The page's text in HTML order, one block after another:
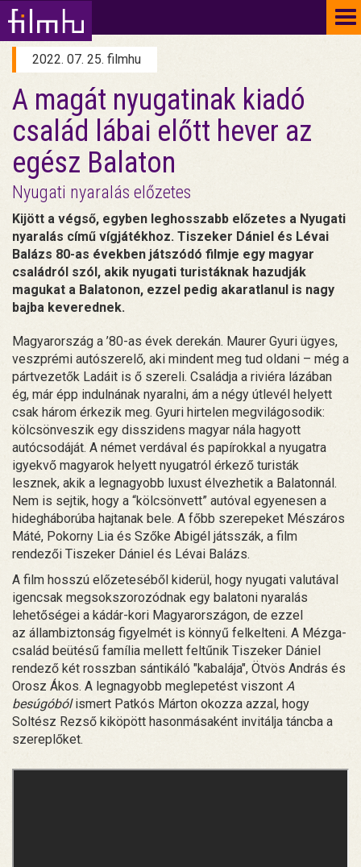
2022. 07. 25. filmhu
A magát nyugatinak kiadó
család lábai előtt hever az
egész Balaton
Nyugati nyaralás előzetes
Kijött a végső, egyben leghosszabb előzetes a Nyugati
nyaralás című vígjátékhoz. Tiszeker Dániel és Lévai
Balázs 80-as években játszódó filmje egy magyar
családról szól, akik nyugati turistáknak hazudják
magukat a Balatonon, ezzel pedig akaratlanul is nagy
bajba keverednek.
Magyarország a ’80-as évek derekán. Maurer Gyuri ügyes,
veszprémi autószerelő, aki mindent meg tud oldani – még a
pártvezetők Ladáit is ő szereli. Családja a riviéra lázában
ég, már épp indulnának nyaralni, ám a négy útlevél helyett
csak három érkezik meg. Gyuri hirtelen megvilágosodik:
kölcsönveszik egy disszidens magyar nála hagyott
autócsodáját. A német verdával és papírokkal a nyugatra
igyekvő magyarok helyett nyugatról érkező turisták
lesznek, akik a legnagyobb luxust élvezhetik a Balatonnál.
Nem is sejtik, hogy a “kölcsönvett” autóval egyenesen a
hidegháborúba hajtanak bele. A főbb szerepeket Mészáros
Máté, Pokorny Lia és Szőke Abigél játsszák, a film
rendezői Tiszeker Dániel és Lévai Balázs.
A film hosszú előzeteséből kiderül, hogy nyugati valutával
igencsak megsokszorozódnak egy balatoni nyaralás
lehetőségei a kádár-kori Magyarországon, de ezzel
az állambiztonság figyelmét is könnyű felkelteni. A Mézga-
család beütésű família mellett feltűnik Tiszeker Dániel
rendező két rosszban sántikáló "kabalája", Ötvös András és
Orosz Ákos. A legnagyobb meglepetést viszont A
besúgóbólismert Patkós Márton okozza azzal, hogy
Soltész Rezső kiköpött hasonmásaként invitálja táncba a
szereplőket.